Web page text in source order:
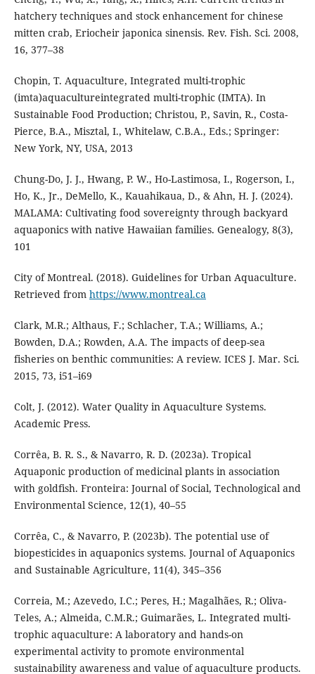
hatchery techniques and stock enhancement for chinese
mitten crab, Eriocheir japonica sinensis. Rev. Fish. Sci. 2008,
16, 377–38
Chopin, T. Aquaculture, Integrated multi-trophic
(imta)aquacultureintegrated multi-trophic (IMTA). In
Sustainable Food Production; Christou, P., Savin, R., Costa-
Pierce, B.A., Misztal, I., Whitelaw, C.B.A., Eds.; Springer:
New York, NY, USA, 2013
Chung-Do, J. J., Hwang, P. W., Ho-Lastimosa, I., Rogerson, I.,
Ho, K., Jr., DeMello, K., Kauahikaua, D., & Ahn, H. J. (2024).
MALAMA: Cultivating food sovereignty through backyard
aquaponics with native Hawaiian families. Genealogy, 8(3),
101
City of Montreal. (2018). Guidelines for Urban Aquaculture.
Retrieved from https://www.montreal.ca
Clark, M.R.; Althaus, F.; Schlacher, T.A.; Williams, A.;
Bowden, D.A.; Rowden, A.A. The impacts of deep-sea
fisheries on benthic communities: A review. ICES J. Mar. Sci.
2015, 73, i51–i69
Colt, J. (2012). Water Quality in Aquaculture Systems.
Academic Press.
Corrêa, B. R. S., & Navarro, R. D. (2023a). Tropical
Aquaponic production of medicinal plants in association
with goldfish. Fronteira: Journal of Social, Technological and
Environmental Science, 12(1), 40–55
Corrêa, C., & Navarro, P. (2023b). The potential use of
biopesticides in aquaponics systems. Journal of Aquaponics
and Sustainable Agriculture, 11(4), 345–356
Correia, M.; Azevedo, I.C.; Peres, H.; Magalhães, R.; Oliva-
Teles, A.; Almeida, C.M.R.; Guimarães, L. Integrated multi-
trophic aquaculture: A laboratory and hands-on
experimental activity to promote environmental
sustainability awareness and value of aquaculture products.